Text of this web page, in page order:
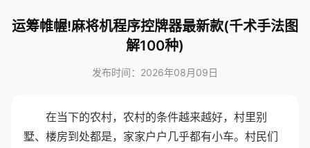
运筹帷幄!麻将机程序控牌器最新款(千术手法图
解100种)
发布时间：2026年08月09日
在当下的农村，农村的条件越来越好，村里别
墅、楼房到处都是，家家户户几乎都有小车。村民们